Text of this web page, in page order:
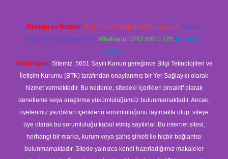
Reklam ve İletişim: E-mail: backlinkpaneli@gmail.com Teams:
forumhizmeti@gmail.com Whatsapp: 0262 606 0 726 Telegram:
@karabul
Yasal Uyarı: Sitemiz, 5651 Sayılı Kanun gereğince Bilgi Teknolojileri ve
İletişim Kurumu (BTK) tarafından onaylanmış bir Yer Sağlayıcı olarak
hizmet vermektedir. Bu nedenle, sitedeki içerikleri proaktif olarak
denetleme veya araştırma yükümlülüğümüz bulunmamaktadır. Ancak,
üyelerimiz yazdıkları içeriklerin sorumluluğunu taşımakta olup, siteye
üye olarak bu sorumluluğu kabul etmiş sayılırlar. Bu internet sitesi,
herhangi bir marka, kurum veya şahıs şirketi ile hiçbir bağlantısı
bulunmamaktadır. Sitede yalnızca kendi hazırladığımız makaleler